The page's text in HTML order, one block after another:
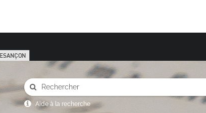
Aide à la recherche